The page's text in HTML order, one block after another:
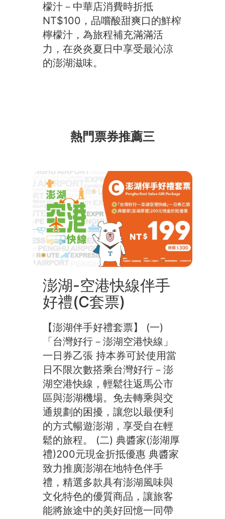
檬汁－中華店消費時折抵
NT$100，品嚐酸甜爽口的鮮榨
檸檬汁，為旅程補充滿滿活
力，在炎炎夏日中享受最沁涼
的澎湖滋味。
熱門票券推薦三
澎湖-空港快線伴手
好禮(C套票)
【澎湖伴手好禮套票】 (一)
「台灣好行－澎湖空港快線」
一日券乙張 持本券可於使用當
日不限次數搭乘台灣好行－澎
湖空港快線，輕鬆往返馬公市
區與澎湖機場。免去轉乘與交
通規劃的困擾，讓您以最便利
的方式暢遊澎湖，享受自在輕
鬆的旅程。 (二) 典醬家(澎湖厚
禮)200元現金折抵優惠 典醬家
致力推廣澎湖在地特色伴手
禮，精選多款具有澎湖風味與
文化特色的優質商品，讓旅客
能將旅途中的美好回憶一同帶